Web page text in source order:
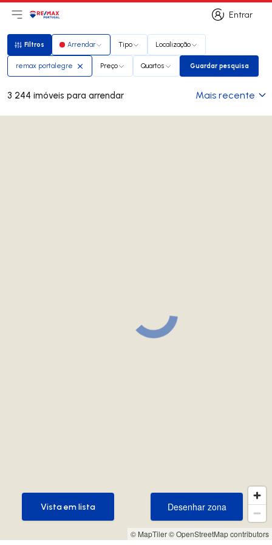
Entrar
Entrar
Abri menu principal
LogoIr para página inicial
Filtros
Filtros Arrendar Tipo Localização
remax portalegre Preço Quartos Guardar
Guardar pesquisa
3 244 imóveis para arrendar Mais recente
© MapTiler© OpenStreetMap contributors
Desenhar zona
Desenhar zona
Vista em lista
Vista em lista